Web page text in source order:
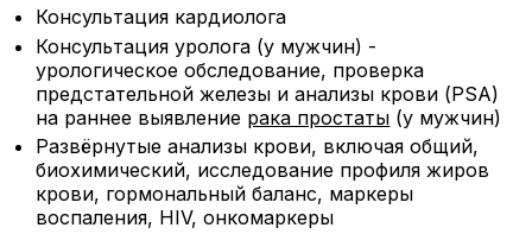
Консультация кардиолога
Консультация уролога (у мужчин) -
урологическое обследование, проверка
предстательной железы и анализы крови (PSA)
на раннее выявление рака простаты (у мужчин)
Развёрнутые анализы крови, включая общий,
биохимический, исследование профиля жиров
крови, гормональный баланс, маркеры
воспаления, HIV, онкомаркеры